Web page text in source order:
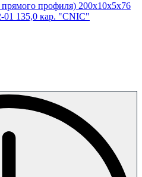
профиля) 200х10х5х76
01 135,0 кар. "CNIC"